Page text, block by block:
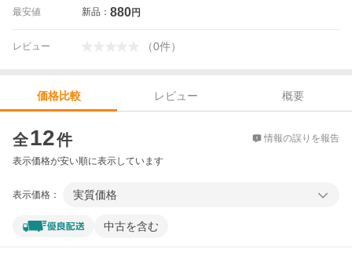
最安値 新品： 880円
レビュー （0件）
価格比較 レビュー
概要
全12件 情報の誤りを報告
表示価格が安い順に表示しています
表示価格： 実質価格
中古を含む